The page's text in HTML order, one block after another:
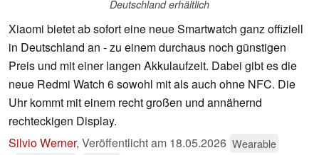
Deutschland erhältlich
Xiaomi bietet ab sofort eine neue Smartwatch ganz offiziell
in Deutschland an - zu einem durchaus noch günstigen
Preis und mit einer langen Akkulaufzeit. Dabei gibt es die
neue Redmi Watch 6 sowohl mit als auch ohne NFC. Die
Uhr kommt mit einem recht großen und annähernd
rechteckigen Display.
Silvio Werner, Veröffentlicht am 18.05.2026 Wearable